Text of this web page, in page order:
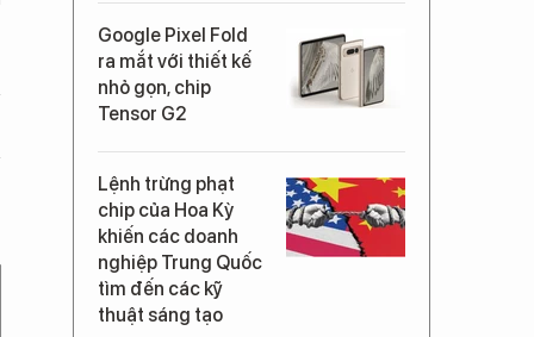
Google Pixel Fold
ra mắt với thiết kế
nhỏ gọn, chip
Tensor G2
Lệnh trừng phạt
chip của Hoa Kỳ
khiến các doanh
nghiệp Trung Quốc
tìm đến các kỹ
thuật sáng tạo